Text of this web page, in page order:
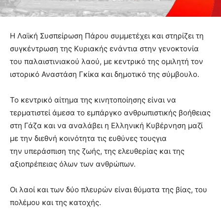
Η Λαϊκή Συσπείρωση Πάρου συμμετέχει και στηρίζει τη
συγκέντρωση της Κυριακής ενάντια στην γενοκτονία
του παλαιστινιακού λαού, με κεντρικό της ομιλητή τον
ιστορικό Αναστάση Γκίκα και δημοτικό της σύμβουλο.
Το κεντρικό αίτημα της κινητοποίησης είναι να
τερματιστεί άμεσα το εμπάργκο ανθρωπιστικής βοήθειας
στη Γάζα και να αναλάβει η Ελληνική Κυβέρνηση μαζί
με την διεθνή κοινότητα τις ευθύνες τουςγια
την υπεράσπιση της ζωής, της ελευθερίας και της
αξιοπρέπειας όλων των ανθρώπων.
Οι λαοί και των δύο πλευρών είναι θύματα της βίας, του
πολέμου και της κατοχής.